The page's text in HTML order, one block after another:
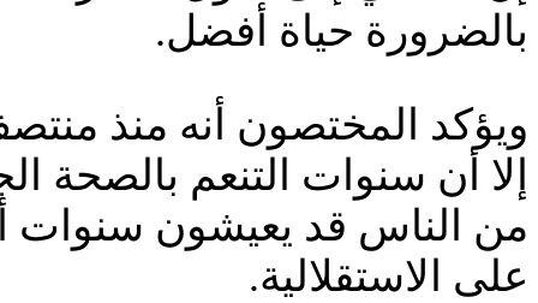
بالضرورة حياة أفضل.
ويؤكد المختصون أنه منذ
إلا أن سنوات التنعم بالصحة
من الناس قد يعيشون سنوات
على الاستقلالية.